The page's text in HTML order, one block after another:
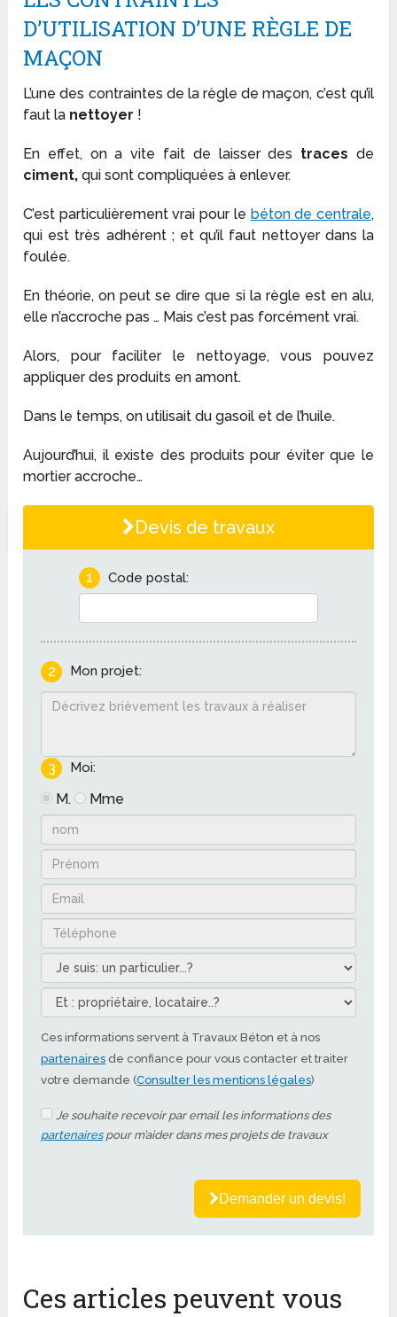
D’UTILISATION D’UNE RÈGLE DE
MAÇON
L’une des contraintes de la règle de maçon, c’est qu’il
faut la nettoyer !
En effet, on a vite fait de laisser des traces de
ciment, qui sont compliquées à enlever.
C’est particulièrement vrai pour le béton de centrale,
qui est très adhérent ; et qu’il faut nettoyer dans la
foulée.
En théorie, on peut se dire que si la règle est en alu,
elle n’accroche pas … Mais c’est pas forcément vrai.
Alors, pour faciliter le nettoyage, vous pouvez
appliquer des produits en amont.
Dans le temps, on utilisait du gasoil et de l’huile.
Aujourd’hui, il existe des produits pour éviter que le
mortier accroche…
Devis de travaux
1 Code postal:
2 Mon projet:
3 Moi:
M. Mme
Ces informations servent à Travaux Béton et à nos
partenaires de confiance pour vous contacter et traiter
votre demande (Consulter les mentions légales)
Je souhaite recevoir par email les informations des
partenairespour m’aider dans mes projets de travaux
Demander un devis!
Ces articles peuvent vous